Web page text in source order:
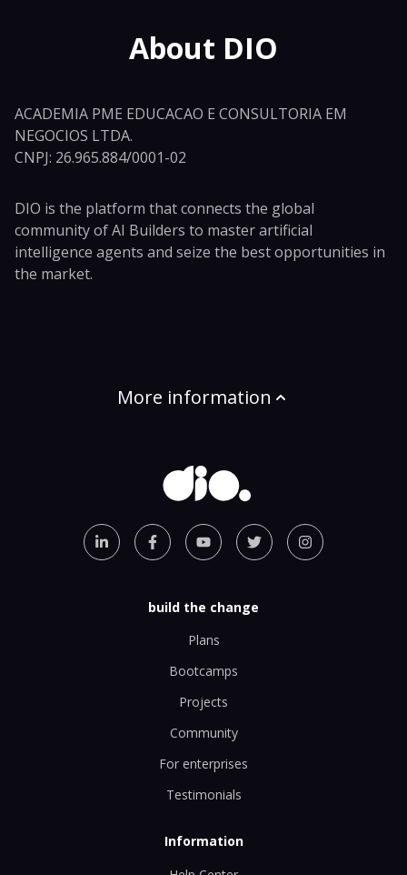
About DIO
ACADEMIA PME EDUCACAO E CONSULTORIA EM
NEGOCIOS LTDA.
CNPJ: 26.965.884/0001-02
DIO is the platform that connects the global
community of AI Builders to master artificial
intelligence agents and seize the best opportunities in
the market.
More information
build the change
Plans
Bootcamps
Projects
Community
For enterprises
Testimonials
Information